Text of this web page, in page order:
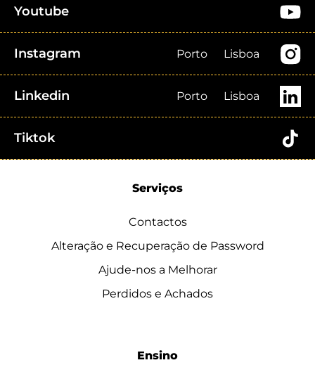
Youtube
Instagram Porto Lisboa
Linkedin Porto Lisboa
Tiktok
Serviços
Contactos
Alteração e Recuperação de Password
Ajude-nos a Melhorar
Perdidos e Achados
Ensino